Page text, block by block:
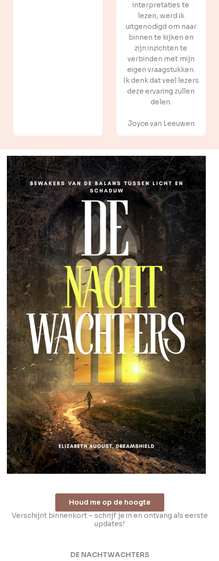
interpretaties te
lezen, werd ik
uitgenodigd om naar
binnen te kijken en
zijn inzichten te
verbinden met mijn
eigen vraagstukken.
Ik denk dat veel lezers
deze ervaring zullen
delen.
Joyce van Leeuwen
Houd me op de hoogte
Verschijnt binnenkort – schrijf je in en ontvang als eerste
updates!
DE NACHTWACHTERS